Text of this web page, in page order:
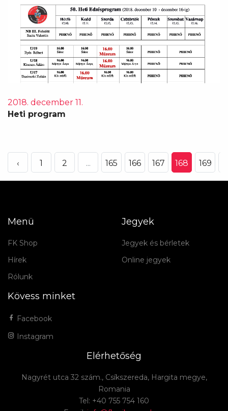
2018. december 11.
Heti program
‹ 1 2 ... 165 166 167 168 169
Menü
FK Shop
Hírek
Rólunk
Jegyek
Jegyek és bérletek
Online jegyek
Kövess minket
Facebook
Instagram
Elérhetőség
Nagyrét utca 32 szám., Csíkszereda, Hargita megye,
Romania
Tel: +40 755 754 160